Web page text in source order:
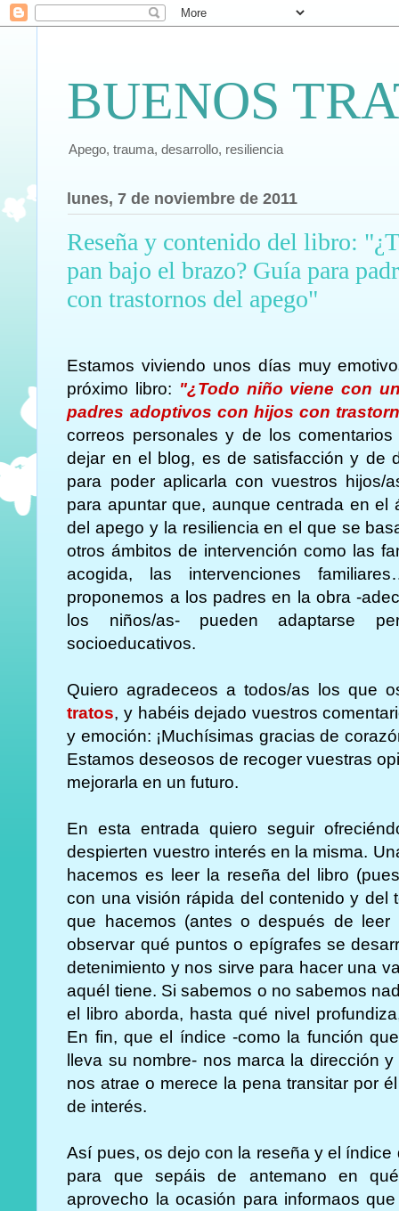
BUENOS
Apego, trauma, desarrollo, resiliencia
lunes, 7 de noviembre de 2011
Reseña y contenido del libro:
pan bajo el brazo? Guía para
con trastornos del apego"
Estamos viviendo unos días muy
próximo libro: "¿Todo niño viene con
padres adoptivos con hijos con
correos personales y de los
dejar en el blog, es de satisfacción y de
para poder aplicarla con vuestros hijos/
para apuntar que, aunque centrada en el
del apego y la resiliencia en el que se
otros ámbitos de intervención como las
acogida, las intervenciones
proponemos a los padres en la obra -
los niños/as- pueden adaptarse
socioeducativos.
Quiero agradeceos a todos/as los que
tratos, y habéis dejado vuestros
y emoción: ¡Muchísimas gracias de
Estamos deseosos de recoger vuestras
mejorarla en un futuro.
En esta entrada quiero seguir
despierten vuestro interés en la misma.
hacemos es leer la reseña del libro
con una visión rápida del contenido y del
que hacemos (antes o después de
observar qué puntos o epígrafes se
detenimiento y nos sirve para hacer una
aquél tiene. Si sabemos o no sabemos
el libro aborda, hasta qué nivel
En fin, que el índice -como la función
lleva su nombre- nos marca la dirección
nos atrae o merece la pena transitar por
de interés.
Así pues, os dejo con la reseña y el
para que sepáis de antemano en
aprovecho la ocasión para informaos